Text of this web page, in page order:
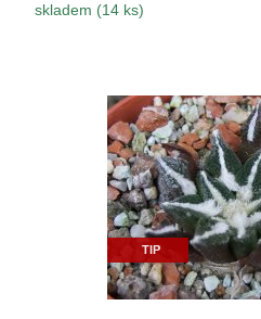
skladem (14 ks)
TIP